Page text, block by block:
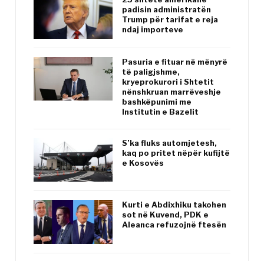
padisin administratën
Trump për tarifat e reja
ndaj importeve
Pasuria e fituar në mënyrë
të paligjshme,
kryeprokurori i Shtetit
nënshkruan marrëveshje
bashkëpunimi me
Institutin e Bazelit
S’ka fluks automjetesh,
kaq po pritet nëpër kufijtë
e Kosovës
Kurti e Abdixhiku takohen
sot në Kuvend, PDK e
Aleanca refuzojnë ftesën